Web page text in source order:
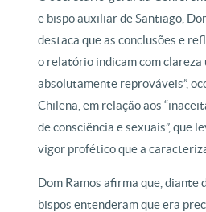
e bispo auxiliar de Santiago,
destaca que as conclusões e
o relatório indicam com clareza
absolutamente reprováveis”,
Chilena, em relação aos
de consciência e sexuais”, que
vigor profético que a
Dom Ramos afirma que, diante
bispos entenderam que era